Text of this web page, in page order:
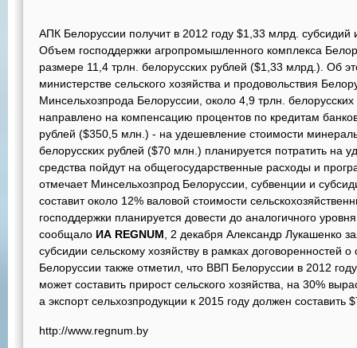
АПК Белоруссии получит в 2012 году $1,33 млрд. субсидий
Объем господдержки агропромышленного комплекса
размере 11,4 трлн. белорусских рублей ($1,33 млрд.). Об
министерстве сельского хозяйства и продовольствия
Минсельхозпрода Белоруссии, около 4,9 трлн.
направлено на компенсацию процентов по кредитам
рублей ($350,5 млн.) - на удешевление стоимости
белорусских рублей ($70 млн.) планируется потратить на
средства пойдут на общегосударственные расходы и
отмечает Минсельхозпрод Белоруссии, субвенции и
составит около 12% валовой стоимости
господдержки планируется довести до аналогичного
сообщало ИА REGNUM , 2 декабря Александр Лукашенко
субсидии сельскому хозяйству в рамках договоренностей
Белоруссии также отметил, что ВВП Белоруссии в 2012
может составить прирост сельского хозяйства, на 30%
а экспорт сельхозпродукции к 2015 году должен составить
http://www.regnum.by